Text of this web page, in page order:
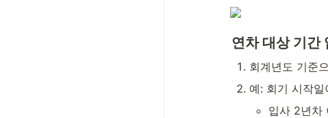
연차 대상 기간
회계년도 기준
예: 회기 시작일
입사 2년차